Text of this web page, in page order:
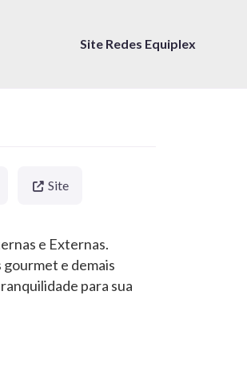
Site Redes Equiplex
Site
e Externas.
gourmet e demais
para sua